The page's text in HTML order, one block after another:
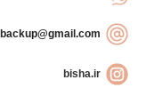
bisha.ir